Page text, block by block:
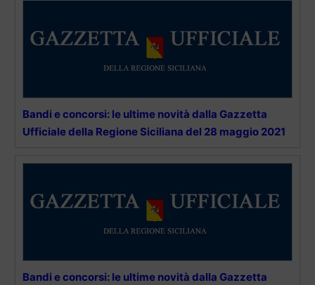
Bandi e concorsi: le ultime novità dalla Gazzetta
Ufficiale della Regione Siciliana del 28 maggio 2021
Bandi e concorsi: le ultime novità dalla Gazzetta